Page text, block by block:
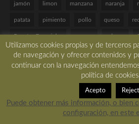
jamón limon manzana naranja
patata pimiento pollo queso
Recetas Especiales romero salmon
sin frutos secos sin gluten sin huevo
tomate Técnicas de cocina verduras
Copyright © 2017 All rights reserved. -
Utilizamos cookies propias y de terceros
de navegación y ofrecer contenidos y
continuar con la navegación
política de
Acepto Reject
Puede obtener más información, o bien
configuración, en este